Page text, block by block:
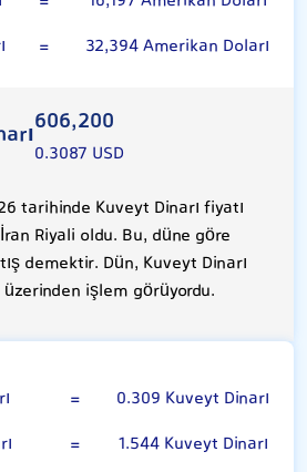
= 32,394 Amerikan Doları
606,200
0.3087 USD
tarihinde Kuveyt Dinarı fiyatı
Riyali oldu. Bu, düne göre
demektir. Dün, Kuveyt Dinarı
işlem görüyordu.
=
0.309 Kuveyt Dinarı
= 1.544 Kuveyt Dinarı